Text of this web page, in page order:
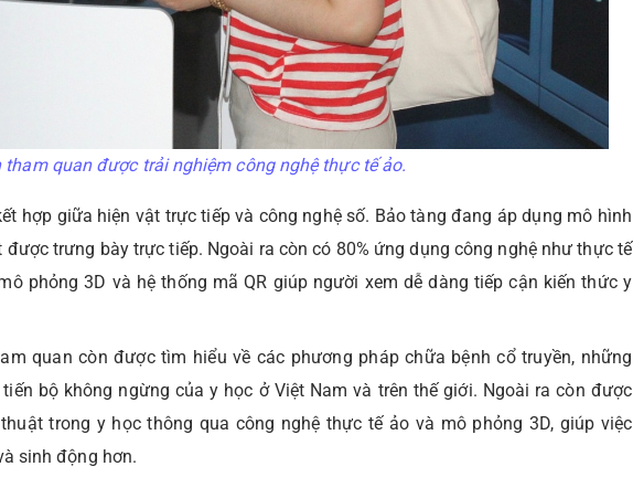
tham quan được trải nghiệm công nghệ thực tế ảo.
hợp giữa hiện vật trực tiếp và công nghệ số. Bảo tàng đang áp dụng mô hình
trưng bày trực tiếp. Ngoài ra còn có 80% ứng dụng công nghệ như thực tế
phỏng 3D và hệ thống mã QR giúp người xem dễ dàng tiếp cận kiến thức y
quan còn được tìm hiểu về các phương pháp chữa bệnh cổ truyền, những
bộ không ngừng của y học ở Việt Nam và trên thế giới. Ngoài ra còn được
trong y học thông qua công nghệ thực tế ảo và mô phỏng 3D, giúp việc
sinh động hơn.